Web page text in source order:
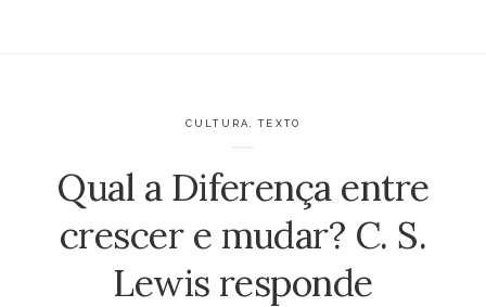
CULTURA ,TEXTO
Qual a Diferença entre
crescer e mudar? C. S.
Lewis responde